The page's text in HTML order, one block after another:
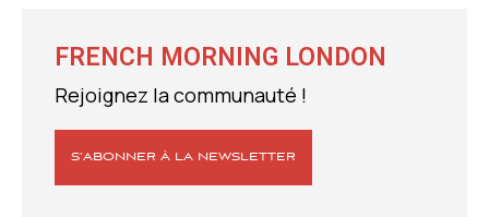
FRENCH MORNING LONDON
Rejoignez la communauté !
S’ABONNER À LA NEWSLETTER